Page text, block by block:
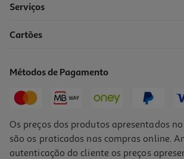
Serviços
Cartões
Métodos de Pagamento
Os preços dos produtos apresentados
são os praticados nas compras online.
autenticação do cliente os preços